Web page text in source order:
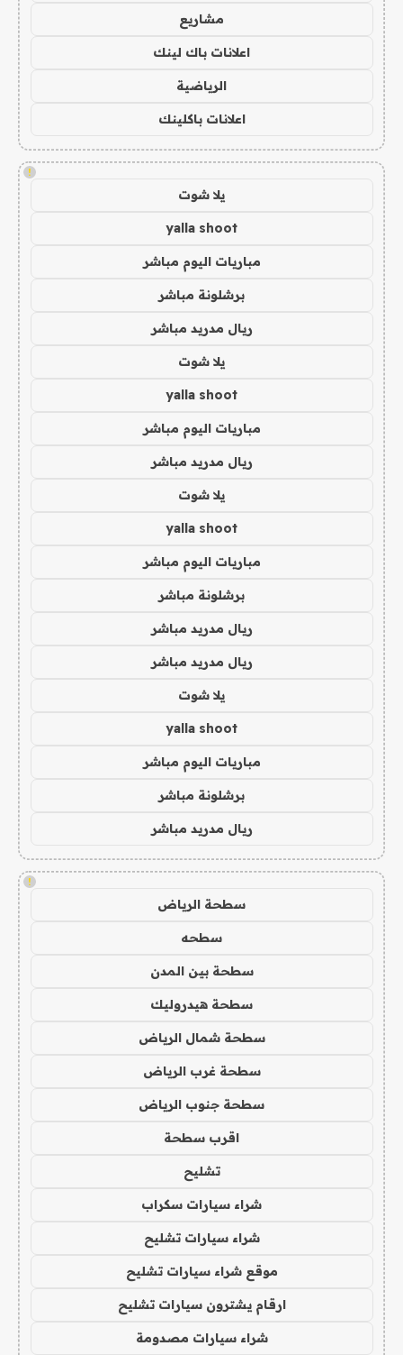
مشاريع
اعلانات باك لينك
الرياضية
اعلانات باكلينك
!
يلا شوت
yalla shoot
مباريات اليوم مباشر
برشلونة مباشر
ريال مدريد مباشر
يلا شوت
yalla shoot
مباريات اليوم مباشر
ريال مدريد مباشر
يلا شوت
yalla shoot
مباريات اليوم مباشر
برشلونة مباشر
ريال مدريد مباشر
ريال مدريد مباشر
يلا شوت
yalla shoot
مباريات اليوم مباشر
برشلونة مباشر
ريال مدريد مباشر
!
سطحة الرياض
سطحه
سطحة بين المدن
سطحة هيدروليك
سطحة شمال الرياض
سطحة غرب الرياض
سطحة جنوب الرياض
اقرب سطحة
تشليح
شراء سيارات سكراب
شراء سيارات تشليح
موقع شراء سيارات تشليح
ارقام يشترون سيارات تشليح
شراء سيارات مصدومة